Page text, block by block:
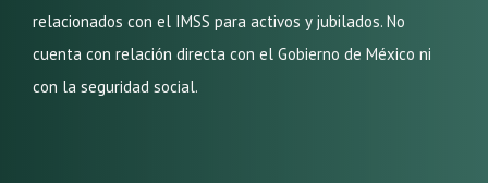
relacionados con el IMSS para activos y jubilados. No
cuenta con relación directa con el Gobierno de México ni
con la seguridad social.